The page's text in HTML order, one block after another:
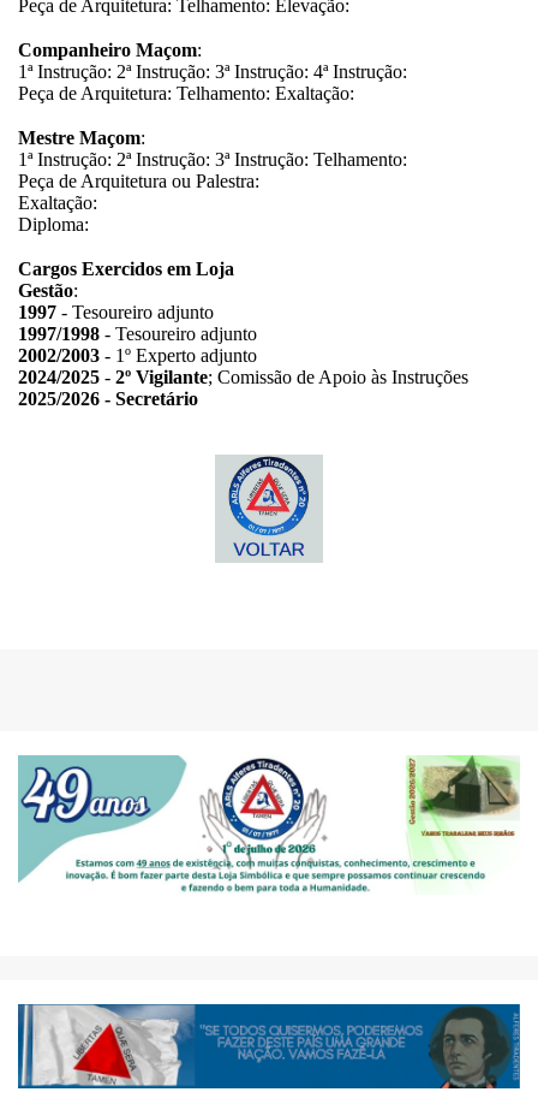
Peça de Arquitetura: Telhamento: Elevação:
Companheiro Maçom:
1ª Instrução: 2ª Instrução: 3ª Instrução: 4ª Instrução:
Peça de Arquitetura: Telhamento: Exaltação:
Mestre Maçom:
1ª Instrução: 2ª Instrução: 3ª Instrução: Telhamento:
Peça de Arquitetura ou Palestra:
Exaltação:
Diploma:
Cargos Exercidos em Loja
Gestão:
1997 - Tesoureiro adjunto
1997/1998 - Tesoureiro adjunto
2002/2003 - 1º Experto adjunto
2024/2025 - 2º Vigilante; Comissão de Apoio às Instruções
2025/2026 - Secretário